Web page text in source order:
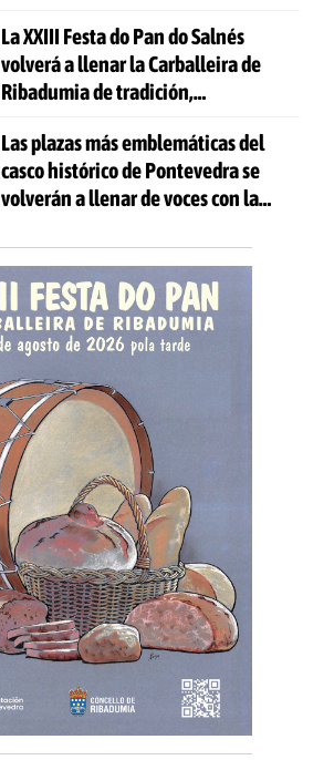
La XXIII Festa do Pan do Salnés
volverá a llenar la Carballeira de
Ribadumia de tradición,
todas las edades
Las plazas más emblemáticas del
casco histórico de Pontevedra se
volverán a llenar de voces con la